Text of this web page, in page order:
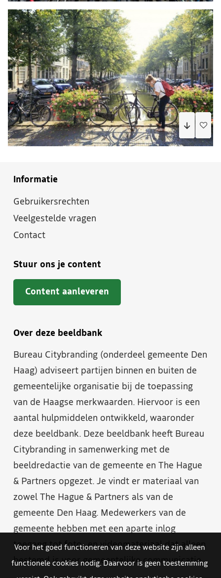
Informatie
Gebruikersrechten
Veelgestelde vragen
Contact
Stuur ons je content
Content aanleveren
Over deze beeldbank
Bureau Citybranding (onderdeel gemeente Den
Haag) adviseert partijen binnen en buiten de
gemeentelijke organisatie bij de toepassing
van de Haagse merkwaarden. Hiervoor is een
aantal hulpmiddelen ontwikkeld, waaronder
deze beeldbank. Deze beeldbank heeft Bureau
Citybranding in samenwerking met de
beeldredactie van de gemeente en The Hague
& Partners opgezet. Je vindt er materiaal van
zowel The Hague & Partners als van de
gemeente Den Haag. Medewerkers van de
gemeente hebben met een aparte inlog
toegang tot foto- en videomateriaal dat alleen
bestemd is voor gemeentelijke communicatie.
Voor het goed functioneren van deze website zijn alleen
functionele cookies nodig. Daarvoor is geen toestemming